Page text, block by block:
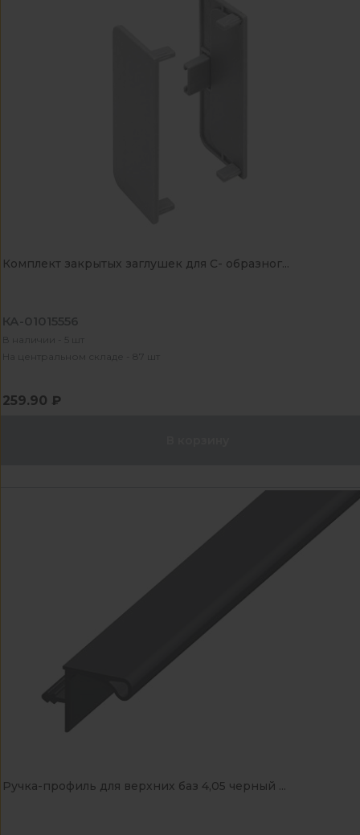
Комплект закрытых заглушек для С- образног...
КА-01015556
В наличии - 5 шт
На центральном складе - 87 шт
259.90 ₽
Ручка-профиль для верхних баз 4,05 черный ...